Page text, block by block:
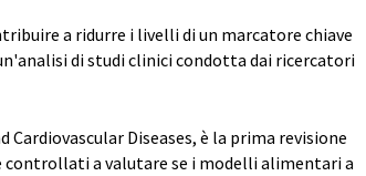
a ridurre i livelli di un marcatore chiave
di studi clinici condotta dai ricercatori
Diseases, è la prima revisione
a valutare se i modelli alimentari a